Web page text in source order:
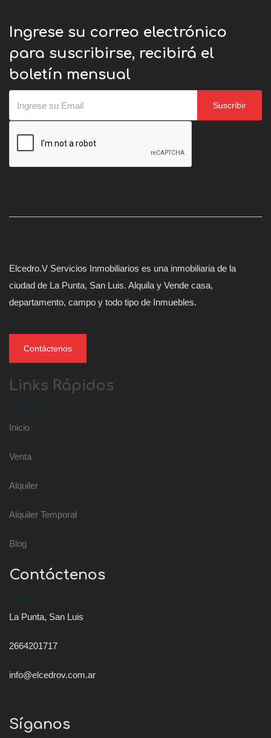
Ingrese su correo electrónico
para suscribirse, recibirá el
boletín mensual
Suscribir
Elcedro.V Servicios Inmobiliarios es una inmobiliaria de la
ciudad de La Punta, San Luis. Alquila y Vende casa,
departamento, campo y todo tipo de Inmuebles.
Contáctenos
Links Rápidos
Inicio
Venta
Alquiler
Alquiler Temporal
Blog
Contáctenos
La Punta, San Luis
2664201717
info@elcedrov.com.ar
Síganos